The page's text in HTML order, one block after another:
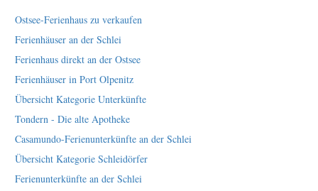
Ostsee-Ferienhaus zu verkaufen
Ferienhäuser an der Schlei
Ferienhaus direkt an der Ostsee
Ferienhäuser in Port Olpenitz
Übersicht Kategorie Unterkünfte
Tondern - Die alte Apotheke
Casamundo-Ferienunterkünfte an der Schlei
Übersicht Kategorie Schleidörfer
Ferienunterkünfte an der Schlei